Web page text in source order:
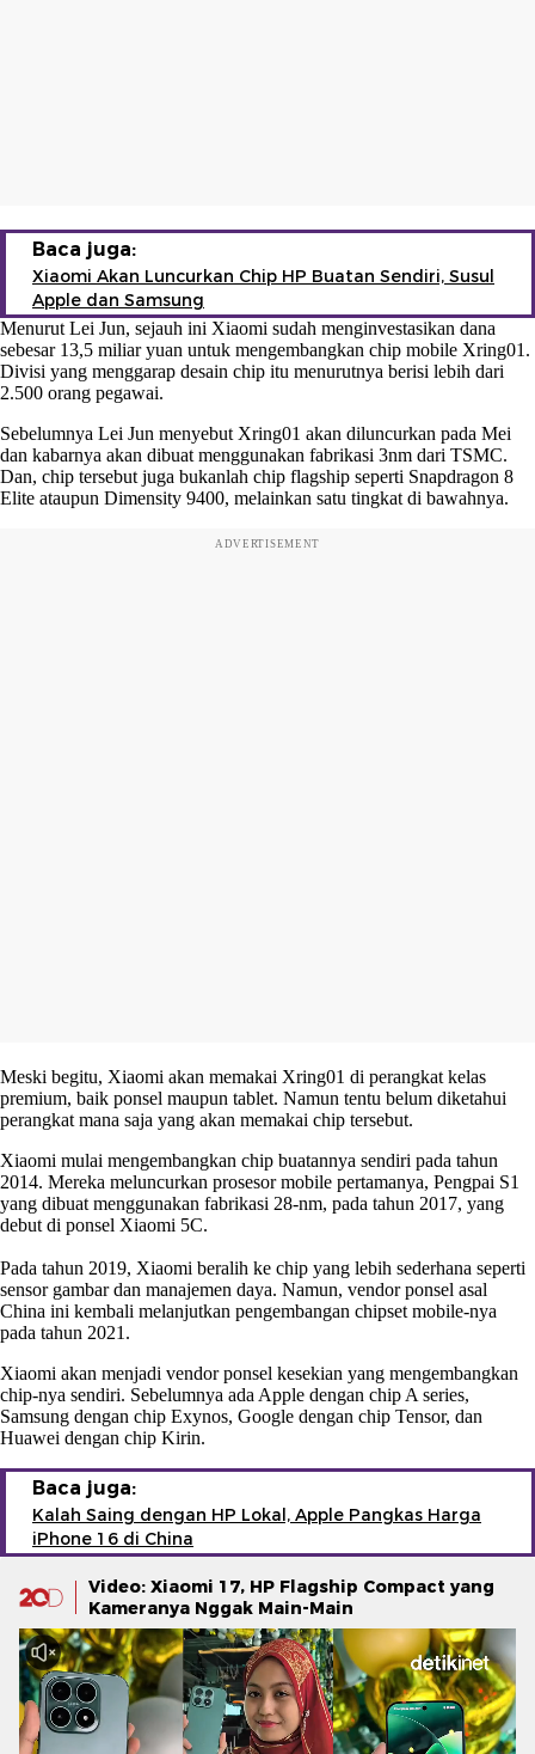
Baca juga:
Xiaomi Akan Luncurkan Chip HP Buatan Sendiri, Susul
Apple dan Samsung
Menurut Lei Jun, sejauh ini Xiaomi sudah menginvestasikan dana
sebesar 13,5 miliar yuan untuk mengembangkan chip mobile Xring01.
Divisi yang menggarap desain chip itu menurutnya berisi lebih dari
2.500 orang pegawai.
Sebelumnya Lei Jun menyebut Xring01 akan diluncurkan pada Mei
dan kabarnya akan dibuat menggunakan fabrikasi 3nm dari TSMC.
Dan, chip tersebut juga bukanlah chip flagship seperti Snapdragon 8
Elite ataupun Dimensity 9400, melainkan satu tingkat di bawahnya.
ADVERTISEMENT
Meski begitu, Xiaomi akan memakai Xring01 di perangkat kelas
premium, baik ponsel maupun tablet. Namun tentu belum diketahui
perangkat mana saja yang akan memakai chip tersebut.
Xiaomi mulai mengembangkan chip buatannya sendiri pada tahun
2014. Mereka meluncurkan prosesor mobile pertamanya, Pengpai S1
yang dibuat menggunakan fabrikasi 28-nm, pada tahun 2017, yang
debut di ponsel Xiaomi 5C.
Pada tahun 2019, Xiaomi beralih ke chip yang lebih sederhana seperti
sensor gambar dan manajemen daya. Namun, vendor ponsel asal
China ini kembali melanjutkan pengembangan chipset mobile-nya
pada tahun 2021.
Xiaomi akan menjadi vendor ponsel kesekian yang mengembangkan
chip-nya sendiri. Sebelumnya ada Apple dengan chip A series,
Samsung dengan chip Exynos, Google dengan chip Tensor, dan
Huawei dengan chip Kirin.
Baca juga:
Kalah Saing dengan HP Lokal, Apple Pangkas Harga
iPhone 16 di China
Video: Xiaomi 17, HP Flagship Compact yang
Kameranya Nggak Main-Main